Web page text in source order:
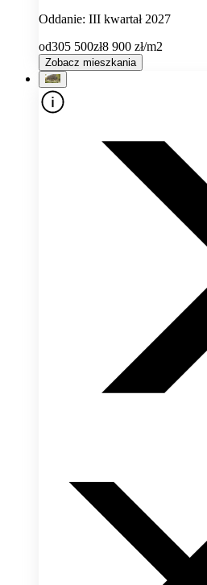
Oddanie: III kwartał 2027
od305 500zł8 900 zł/m2
Zobacz mieszkania